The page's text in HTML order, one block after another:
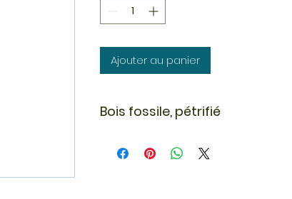
Ajouter au panier
Bois fossile, pétrifié
souvent utilisé pour l'ancrage. C'est